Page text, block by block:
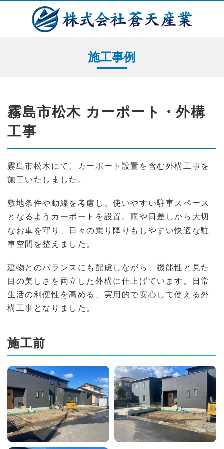
施工事例
霧島市松木 カーポート・外構
工事
霧島市松木にて、カーポート設置を含む外構工事を
施工いたしました。
敷地条件や動線を考慮し、使いやすい駐車スペース
となるようカーポートを設置。雨や日差しから大切
なお車を守り、日々の乗り降りもしやすい快適な駐
車空間を整えました。
建物とのバランスにも配慮しながら、機能性と見た
目の美しさを両立した外構に仕上げています。日常
生活の利便性を高める、実用的で安心して使える外
構工事となりました。
施工前